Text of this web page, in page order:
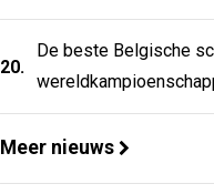
20.
De beste Belgische
Meer nieuws